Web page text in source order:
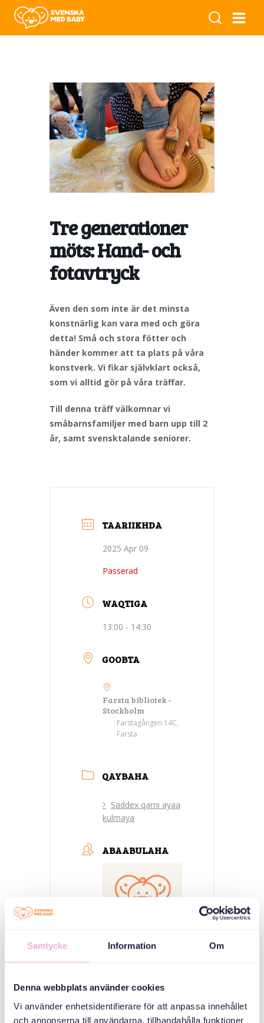
Samtycke Information Om
Denna webbplats använder cookies
Vi använder enhetsidentifierare för att anpassa innehållet
och annonserna till användarna, tillhandahålla funktioner
Tre generationer
möts: Hand- och
fotavtryck
Även den som inte är det minsta
konstnärlig kan vara med och göra
detta! Små och stora fötter och
händer kommer att ta plats på våra
konstverk. Vi fikar självklart också,
som vi alltid gör på våra träffar.
Till denna träff välkomnar vi
småbarnsfamiljer med barn upp till 2
år, samt svensktalande seniorer.
TAARIIKHDA
2025 Apr 09
Passerad
WAQTIGA
13:00 - 14:30
GOOBTA
Farsta bibliotek -
Stockholm
Farstagången 14C,
Farsta
QAYBAHA
Saddex qarni ayaa
kulmaya
ABAABULAHA
iimaylka
bokningen@svenskamedbaby.se